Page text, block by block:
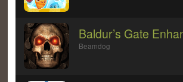
Baldur’s Gate
Beamdog